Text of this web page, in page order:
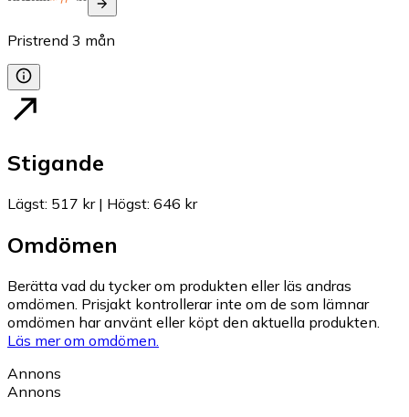
Pristrend 3 mån
Stigande
Lägst: 517 kr| Högst: 646 kr
Omdömen
Berätta vad du tycker om produkten eller läs andras
omdömen. Prisjakt kontrollerar inte om de som lämnar
omdömen har använt eller köpt den aktuella produkten.
Läs mer om omdömen.
Annons
Annons